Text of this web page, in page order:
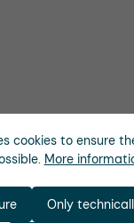
cookies to ensure
More
Only